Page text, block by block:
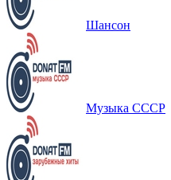
Шансон
Музыка СССР